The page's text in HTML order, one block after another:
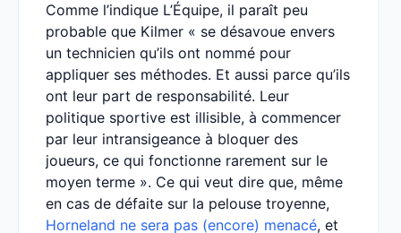
Comme l’indique L’Équipe, il paraît peu
probable que Kilmer « se désavoue envers
un technicien qu’ils ont nommé pour
appliquer ses méthodes. Et aussi parce qu’ils
ont leur part de responsabilité. Leur
politique sportive est illisible, à commencer
par leur intransigeance à bloquer des
joueurs, ce qui fonctionne rarement sur le
moyen terme ». Ce qui veut dire que, même
en cas de défaite sur la pelouse troyenne,
Horneland ne sera pas (encore) menacé, et